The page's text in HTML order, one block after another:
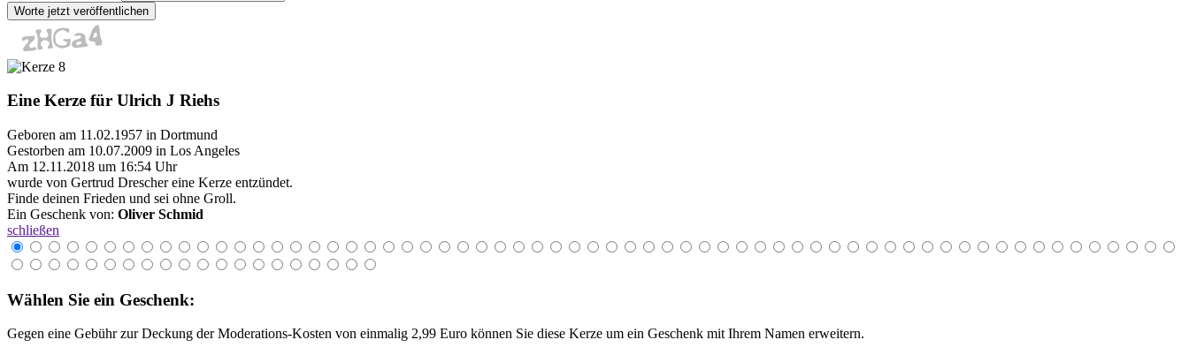
Eine Kerze für Ulrich J Riehs
Geboren am 11.02.1957 in Dortmund
Gestorben am 10.07.2009 in Los Angeles
Am 12.11.2018 um 16:54 Uhr
wurde von Gertrud Drescher eine Kerze entzündet.
Finde deinen Frieden und sei ohne Groll.
Ein Geschenk von: Oliver Schmid
schließen
Wählen Sie ein Geschenk:
Gegen eine Gebühr zur Deckung der Moderations-Kosten von einmalig 2,99 Euro können Sie diese Kerze um ein Geschenk mit Ihrem Namen erweitern.